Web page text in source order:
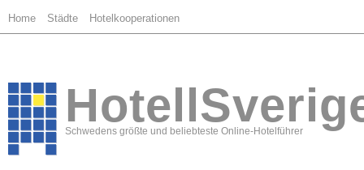
Home Städte Hotelkooperationen
Schwedens größte und beliebteste Online-Hotelführer